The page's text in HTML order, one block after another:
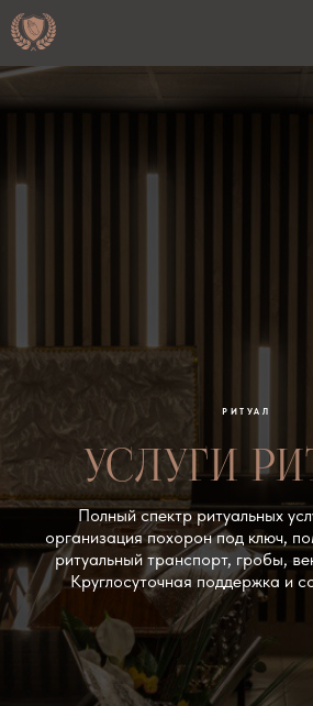
РИТУАЛ
УСЛУГИ
Полный спектр ритуальных
организация похорон под ключ,
ритуальный транспорт, гробы,
Круглосуточная поддержка и